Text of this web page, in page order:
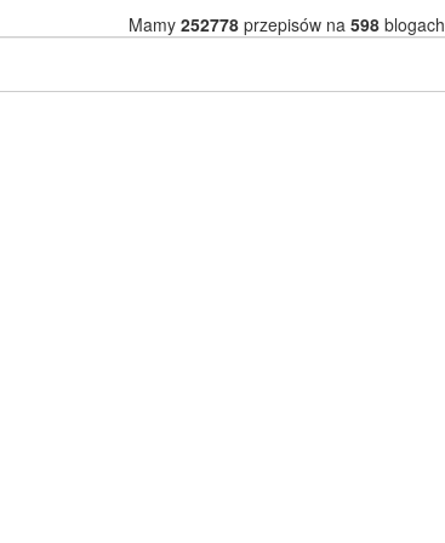
Mamy 252778przepisów na 598